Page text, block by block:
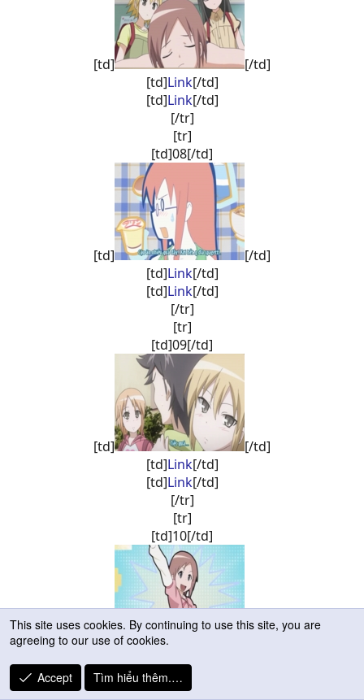
[td]
[/td]
[td]Link[/td]
[td]Link[/td]
[/tr]
[tr]
[td]08[/td]
[td]
[/td]
[td]Link[/td]
[td]Link[/td]
[/tr]
[tr]
[td]09[/td]
[td]
[/td]
[td]Link[/td]
[td]Link[/td]
[/tr]
[tr]
[td]10[/td]
[td]
[td]Link
[/tr]
This site uses cookies. By continuing to use this site, you are
agreeing to our use of cookies.
Accept Tìm hiểu thêm.…